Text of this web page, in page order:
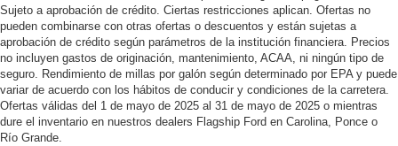
Sujeto a aprobación de crédito. Ciertas restricciones aplican. Ofertas no
pueden combinarse con otras ofertas o descuentos y están sujetas a
aprobación de crédito según parámetros de la institución financiera. Precios
no incluyen gastos de originación, mantenimiento, ACAA, ni ningún tipo de
seguro. Rendimiento de millas por galón según determinado por EPA y puede
variar de acuerdo con los hábitos de conducir y condiciones de la carretera.
Ofertas válidas del 1 de mayo de 2025 al 31 de mayo de 2025 o mientras
dure el inventario en nuestros dealers Flagship Ford en Carolina, Ponce o
Río Grande.